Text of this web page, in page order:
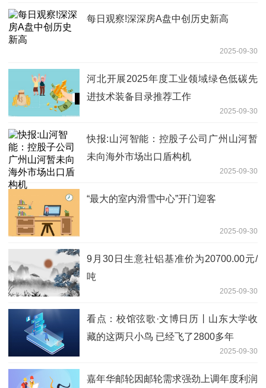
每日观察!深深房A盘中创历史新高
2025-09-30
河北开展2025年度工业领域绿色低碳先
进技术装备目录推荐工作
2025-09-30
快报:山河智能：控股子公司广州山河暂
未向海外市场出口盾构机
2025-09-30
“最大的室内滑雪中心”开门迎客
2025-09-30
9月30日生意社铝基准价为20700.00元/
吨
2025-09-30
看点：校馆弦歌·文博日历丨山东大学收
藏的这两只小鸟 已经飞了2800多年
2025-09-30
嘉年华邮轮因邮轮需求强劲上调年度利润